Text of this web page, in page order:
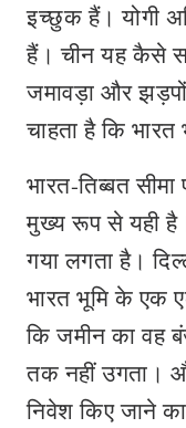
इच्छुक हैं। योगी
हैं। चीन यह कैसे
जमावड़ा और
चाहता है कि
भारत-तिब्बत सीमा
मुख्य रूप से यही
गया लगता है।
भारत भूमि के एक
कि जमीन का वह
तक नहीं उगता।
निवेश किए जाने